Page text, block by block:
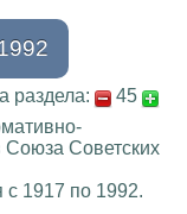
раздела:
45
Союза Советских
с 1917 по 1992.